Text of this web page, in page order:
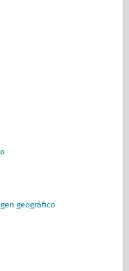
geográfico